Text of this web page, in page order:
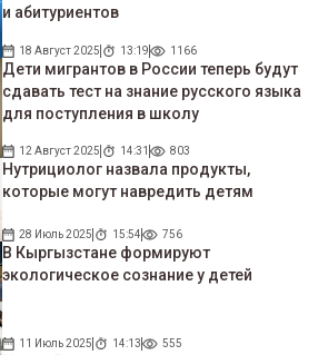
и абитуриентов
18 Август 2025 13:19 1166
Дети мигрантов в России теперь будут
сдавать тест на знание русского языка
для поступления в школу
12 Август 2025 14:31 803
Нутрициолог назвала продукты,
которые могут навредить детям
28 Июль 2025 15:54 756
В Кыргызстане формируют
экологическое сознание у детей
11 Июль 2025 14:13 555